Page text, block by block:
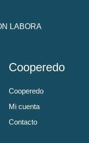
LABORA
Cooperedo
Cooperedo
Mi cuenta
Contacto